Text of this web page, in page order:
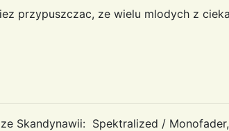
przypuszczac, ze wielu mlodych z
Skandynawii: Spektralized /